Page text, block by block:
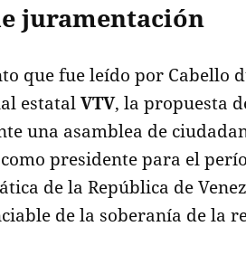
juramentación
que fue leído por Cabello
estatalVTV, la propuesta
una asamblea de
presidente para el
de la República de
de la soberanía de la